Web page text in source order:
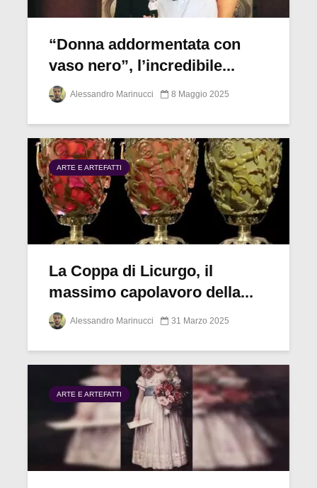
“Donna addormentata con
vaso nero”, l’incredibile...
Alessandro Marinucci 8 Maggio 2025
ARTE E ARTEFATTI
La Coppa di Licurgo, il
massimo capolavoro della...
Alessandro Marinucci 31 Marzo 2025
ARTE E ARTEFATTI